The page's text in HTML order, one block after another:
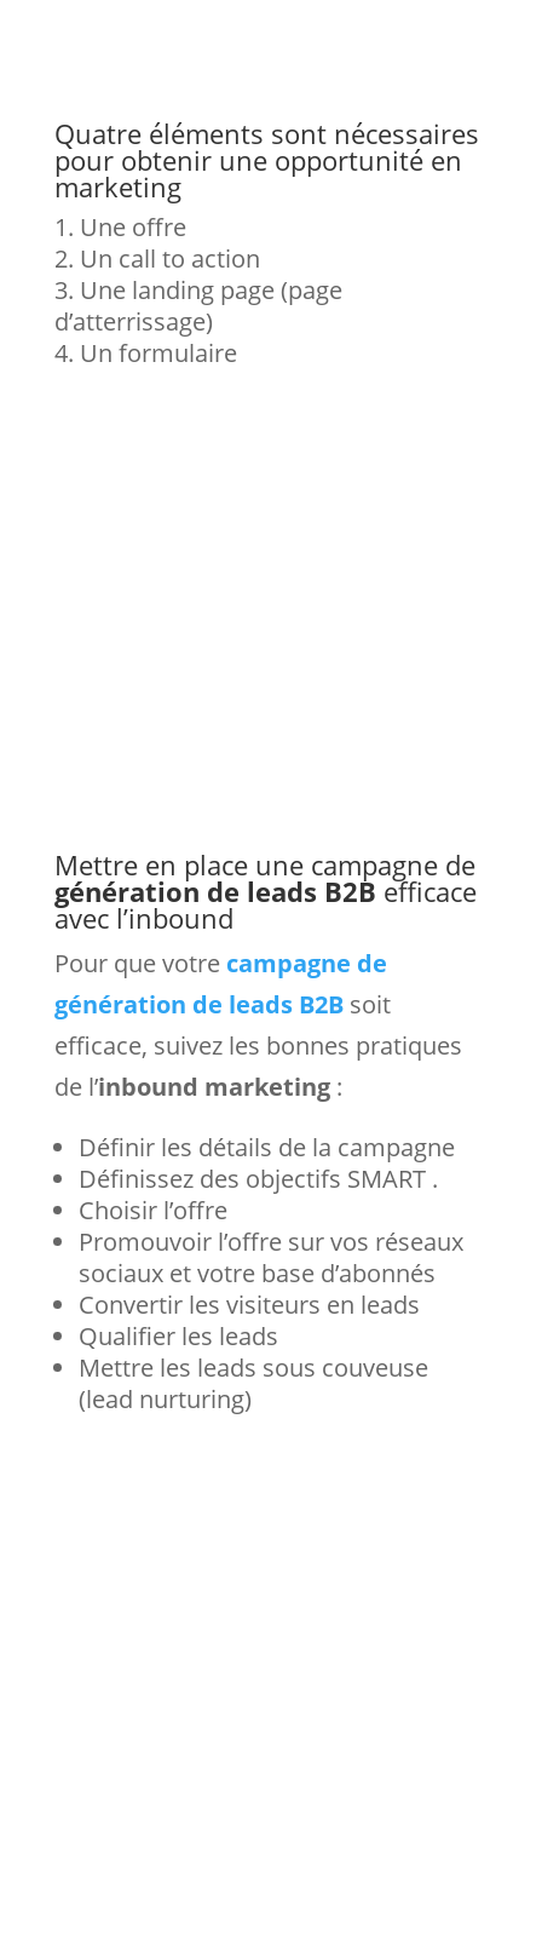
Quatre éléments sont nécessaires
pour obtenir une opportunité en
marketing
Une offre
Un call to action
Une landing page (page
d’atterrissage)
Un formulaire
Mettre en place une campagne de
génération de leads B2B efficace
avec l’inbound
Pour que votre campagne de
génération de leads B2Bsoit
efficace, suivez les bonnes pratiques
de l’inbound marketing:
Définir les détails de la campagne
Définissez des objectifs SMART .
Choisir l’offre
Promouvoir l’offre sur vos réseaux
sociaux et votre base d’abonnés
Convertir les visiteurs en leads
Qualifier les leads
Mettre les leads sous couveuse
(lead nurturing)